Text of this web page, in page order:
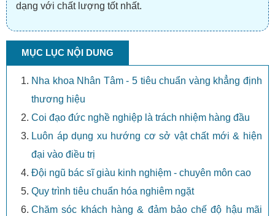
dạng với chất lượng tốt nhất.
MỤC LỤC NỘI DUNG
Nha khoa Nhân Tâm - 5 tiêu chuẩn vàng khẳng định
thương hiệu
Coi đạo đức nghề nghiệp là trách nhiệm hàng đầu
Luôn áp dụng xu hướng cơ sở vật chất mới & hiện
đại vào điều trị
Đội ngũ bác sĩ giàu kinh nghiệm - chuyên môn cao
Quy trình tiêu chuẩn hóa nghiêm ngặt
Chăm sóc khách hàng & đảm bảo chế độ hậu mãi